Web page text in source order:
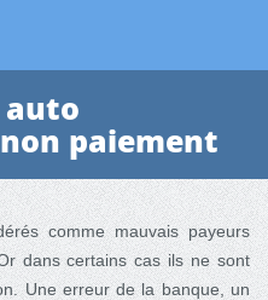
auto
paiement
comme mauvais payeurs
dans certains cas ils ne sont
Une erreur de la banque, un